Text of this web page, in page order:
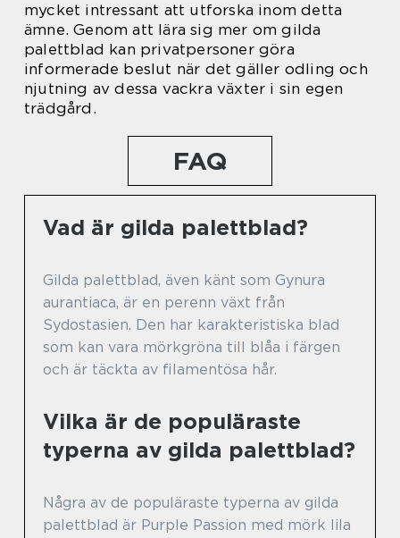
mycket intressant att utforska inom detta
ämne. Genom att lära sig mer om gilda
palettblad kan privatpersoner göra
informerade beslut när det gäller odling och
njutning av dessa vackra växter i sin egen
trädgård.
FAQ
Vad är gilda palettblad?
Gilda palettblad, även känt som Gynura
aurantiaca, är en perenn växt från
Sydostasien. Den har karakteristiska blad
som kan vara mörkgröna till blåa i färgen
och är täckta av filamentösa hår.
Vilka är de populäraste
typerna av gilda palettblad?
Några av de populäraste typerna av gilda
palettblad är Purple Passion med mörk lila